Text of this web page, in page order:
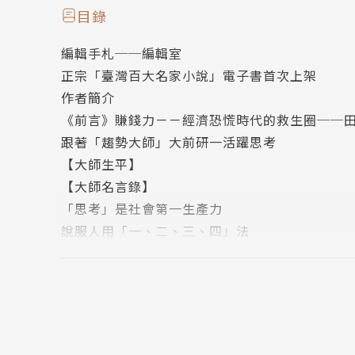
如果，你的下屬正對你陽奉陰違，那麼，我建議
經營企業。
如果，你的企業亂得像現在的利比亞、敘利亞，
如果，我們參透了這八位大師的思想精華，再好
們的「賺錢力」就會呈幾何級數遞增，我們的財
8大師＋2大傳奇= 賺錢力，讓您「養家活口」變得
就讓這動盪不安世界中，絕對最亮的十盞明燈，
目錄
編輯手札──編輯室
正宗「臺灣百大名家小說」電子書首次上架
作者簡介
《前言》賺錢力－－經濟恐慌時代的救生圈──
跟著「趨勢大師」大前研一活躍思考
【大師生平】
【大師名言錄】
「思考」是社會第一生產力
說服人用「一、二、三、四」法